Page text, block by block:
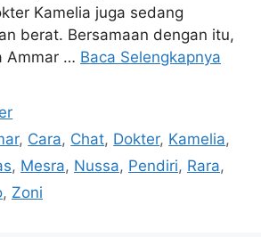
Kamelia juga sedang
berat. Bersamaan dengan itu,
Ammar … Baca Selengkapnya
, Cara, Chat, Dokter, Kamelia,
, Mesra, Nussa, Pendiri, Rara,
, Zoni